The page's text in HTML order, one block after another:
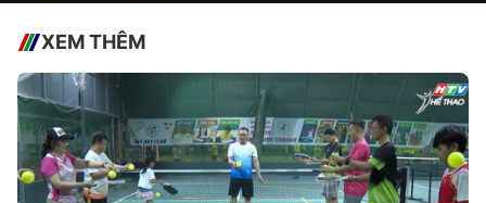
XEM THÊM